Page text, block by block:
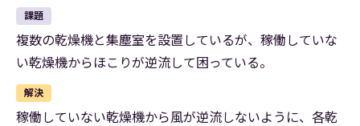
課題
複数の乾燥機と集塵室を設置しているが、稼働していな
い乾燥機からほこりが逆流して困っている。
解決
稼働していない乾燥機から風が逆流しないように、各乾